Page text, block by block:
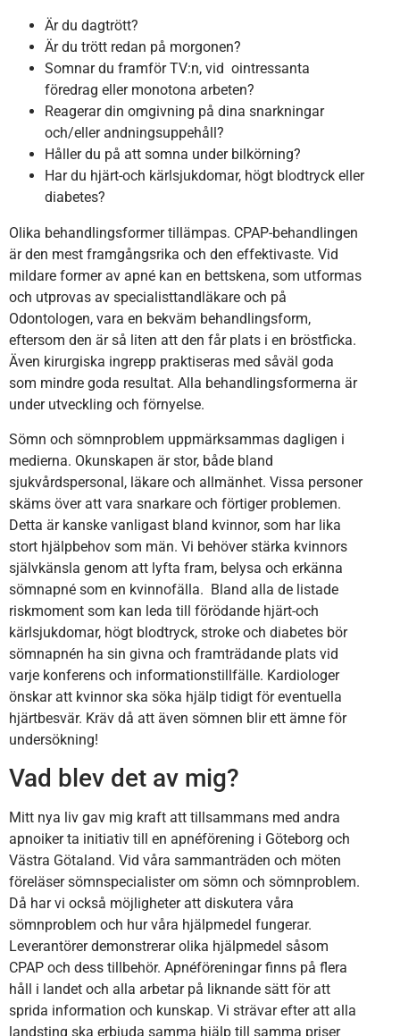
Är du dagtrött?
Är du trött redan på morgonen?
Somnar du framför TV:n, vid ointressanta
föredrag eller monotona arbeten?
Reagerar din omgivning på dina snarkningar
och/eller andningsuppehåll?
Håller du på att somna under bilkörning?
Har du hjärt-och kärlsjukdomar, högt blodtryck eller
diabetes?
Olika behandlingsformer tillämpas. CPAP-behandlingen
är den mest framgångsrika och den effektivaste. Vid
mildare former av apné kan en bettskena, som utformas
och utprovas av specialisttandläkare och på
Odontologen, vara en bekväm behandlingsform,
eftersom den är så liten att den får plats i en bröstficka.
Även kirurgiska ingrepp praktiseras med såväl goda
som mindre goda resultat. Alla behandlingsformerna är
under utveckling och förnyelse.
Sömn och sömnproblem uppmärksammas dagligen i
medierna. Okunskapen är stor, både bland
sjukvårdspersonal, läkare och allmänhet. Vissa personer
skäms över att vara snarkare och förtiger problemen.
Detta är kanske vanligast bland kvinnor, som har lika
stort hjälpbehov som män. Vi behöver stärka kvinnors
självkänsla genom att lyfta fram, belysa och erkänna
sömnapné som en kvinnofälla. Bland alla de listade
riskmoment som kan leda till förödande hjärt-och
kärlsjukdomar, högt blodtryck, stroke och diabetes bör
sömnapnén ha sin givna och framträdande plats vid
varje konferens och informationstillfälle. Kardiologer
önskar att kvinnor ska söka hjälp tidigt för eventuella
hjärtbesvär. Kräv då att även sömnen blir ett ämne för
undersökning!
Vad blev det av mig?
Mitt nya liv gav mig kraft att tillsammans med andra
apnoiker ta initiativ till en apnéförening i Göteborg och
Västra Götaland. Vid våra sammanträden och möten
föreläser sömnspecialister om sömn och sömnproblem.
Då har vi också möjligheter att diskutera våra
sömnproblem och hur våra hjälpmedel fungerar.
Leverantörer demonstrerar olika hjälpmedel såsom
CPAP och dess tillbehör. Apnéföreningar finns på flera
håll i landet och alla arbetar på liknande sätt för att
sprida information och kunskap. Vi strävar efter att alla
landsting ska erbjuda samma hjälp till samma priser